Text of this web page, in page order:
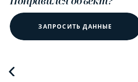
ЗАПРОСИТЬ ДАННЫЕ